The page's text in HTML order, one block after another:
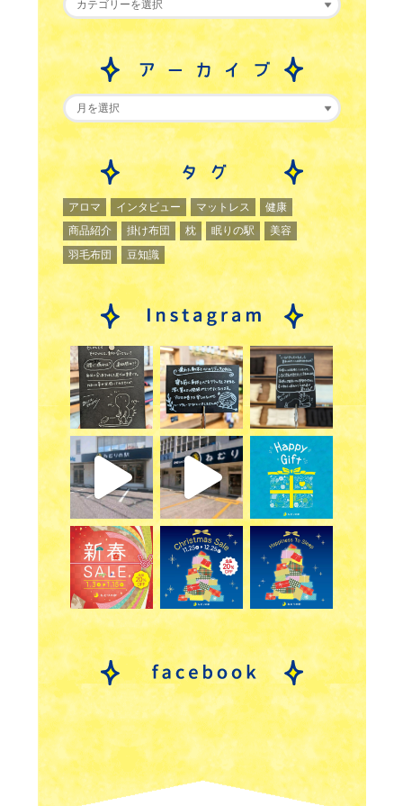
アロマ インタビュー マットレス
健康
商品紹介
掛け布団 枕 眠りの駅
美容
羽毛布団
豆知識